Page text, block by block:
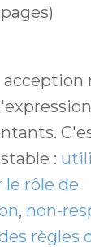
acception
:
rôle de
, non-
règles